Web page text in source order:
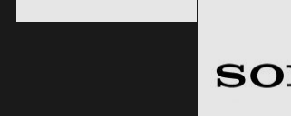
Clic și Vezi Ofertele! Clic și